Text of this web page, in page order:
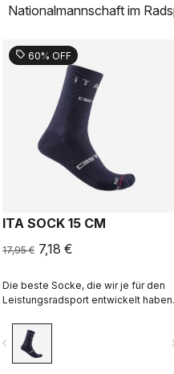
Nationalmannschaft im
sell 60% OFF
ITA SOCK 15 CM
17,95 € 7,18 €
Die beste Socke, die wir je für den
Leistungsradsport entwickelt haben.